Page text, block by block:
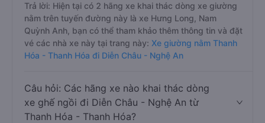
Trả lời: Hiện tại có 2 hãng xe khai thác dòng xe giường
nằm trên tuyến đường này là xe Hưng Long, Nam
Quỳnh Anh, bạn có thể tham khảo thêm thông tin và đặt
vé các nhà xe này tại trang này: Xe giường nằm Thanh
Hóa - Thanh Hóa đi Diễn Châu - Nghệ An
Câu hỏi: Các hãng xe nào khai thác dòng
xe ghế ngồi đi Diễn Châu - Nghệ An từ
Thanh Hóa - Thanh Hóa?